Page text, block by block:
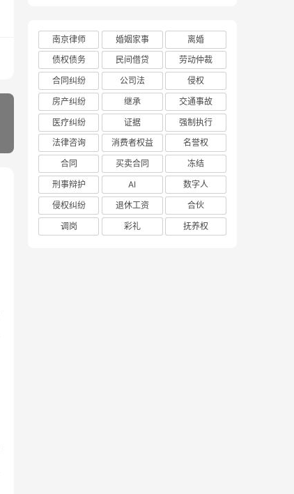
南京律师 婚姻家事
离婚
债权债务
民间借贷
劳动仲裁
合同纠纷
公司法
侵权
房产纠纷
继承
交通事故
医疗纠纷
证据
强制执行
法律咨询
消费者权益
名誉权
合同
买卖合同
冻结
刑事辩护
AI
数字人
侵权纠纷
退休工资
合伙
调岗
彩礼 抚养权